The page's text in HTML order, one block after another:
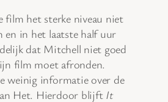
film het sterke niveau niet
en in het laatste half uur
dat Mitchell niet goed
film moet afronden.
weinig informatie over de
Het. Hierdoor blijft It